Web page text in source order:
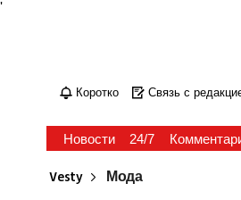
'
Коротко Связь с
Новости 24/7
Vesty Мода